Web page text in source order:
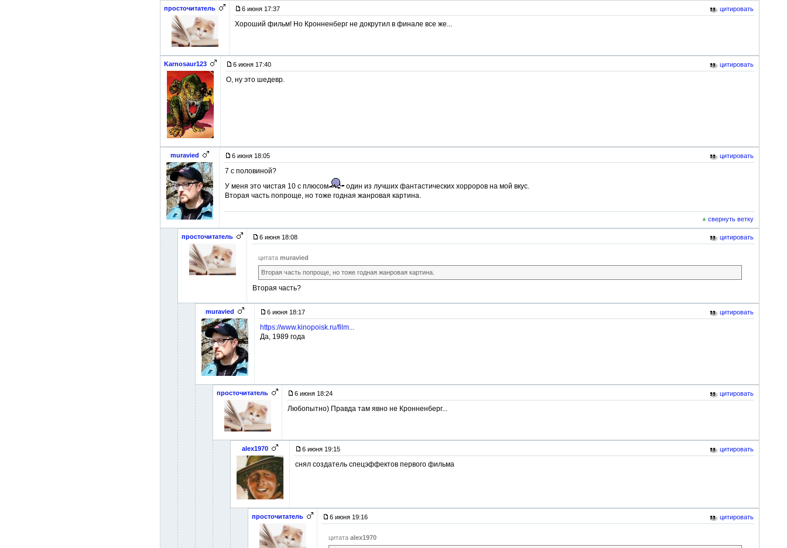
просточитатель 6 июня 17:37 цитировать
Хороший фильм! Но Кронненберг не докрутил в финале все же...
Karnosaur123 6 июня 17:40 цитировать
О, ну это шедевр.
muravied 6 июня 18:05 цитировать
7 с половиной?
У меня это чистая 10 с плюсом
один из лучших фантастических хорроров на мой вкус.
Вторая часть попроще, но тоже годная жанровая картина.
свернуть ветку
просточитатель 6 июня 18:08 цитировать
цитата muravied
Вторая часть попроще, но тоже годная жанровая картина.
Вторая часть?
muravied 6 июня 18:17 цитировать
https://www.kinopoisk.ru/film...
Да, 1989 года
просточитатель 6 июня 18:24 цитировать
Любопытно) Правда там явно не Кронненберг...
alex1970 6 июня 19:15 цитировать
снял создатель спецэффектов первого фильма
просточитатель 6 июня 19:16 цитировать
цитата alex1970